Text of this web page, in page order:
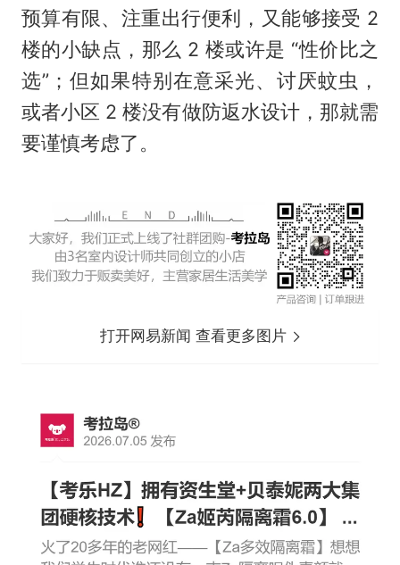
预算有限、注重出行便利，又能够接受 2
楼的小缺点，那么 2 楼或许是 “性价比之
选”；但如果特别在意采光、讨厌蚊虫，
或者小区 2 楼没有做防返水设计，那就需
要谨慎考虑了。
打开网易新闻 查看更多图片